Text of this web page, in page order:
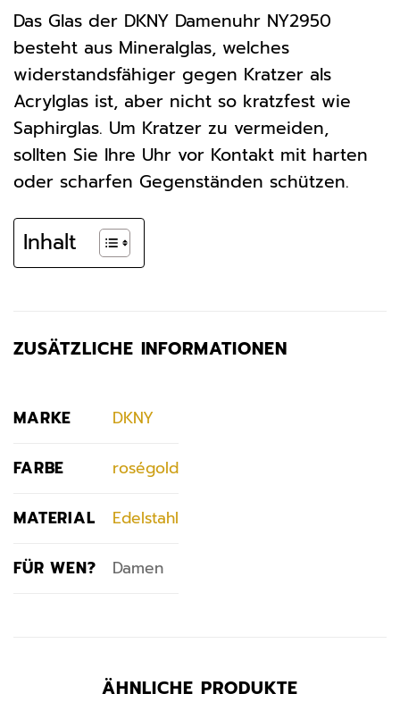
Das Glas der DKNY Damenuhr NY2950
besteht aus Mineralglas, welches
widerstandsfähiger gegen Kratzer als
Acrylglas ist, aber nicht so kratzfest wie
Saphirglas. Um Kratzer zu vermeiden,
sollten Sie Ihre Uhr vor Kontakt mit harten
oder scharfen Gegenständen schützen.
Inhalt
ZUSÄTZLICHE INFORMATIONEN
MARKE DKNY
FARBE roségold
MATERIAL Edelstahl
FÜR WEN? Damen
ÄHNLICHE PRODUKTE